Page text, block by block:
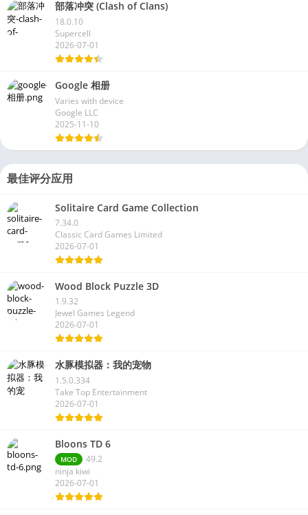
部落冲突 (Clash of Clans)
18.0.10
Supercell
2026-07-01
Google 相册
Varies with device
Google LLC
2025-11-10
最佳评分应用
Solitaire Card Game Collection
7.34.0
Classic Card Games Limited
2026-07-01
Wood Block Puzzle 3D
1.9.32
Jewel Games Legend
2026-07-01
水豚模拟器：我的宠物
1.5.0.334
Take Top Entertainment
2026-07-01
Bloons TD 6
MOD
49.2
ninja kiwi
2026-07-01